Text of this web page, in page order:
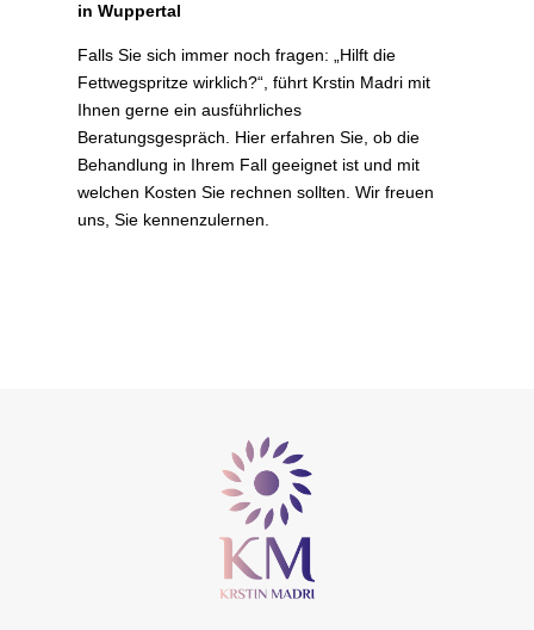
in Wuppertal
Falls Sie sich immer noch fragen: „Hilft die
Fettwegspritze wirklich?“, führt Krstin Madri mit
Ihnen gerne ein ausführliches
Beratungsgespräch. Hier erfahren Sie, ob die
Behandlung in Ihrem Fall geeignet ist und mit
welchen Kosten Sie rechnen sollten. Wir freuen
uns, Sie kennenzulernen.